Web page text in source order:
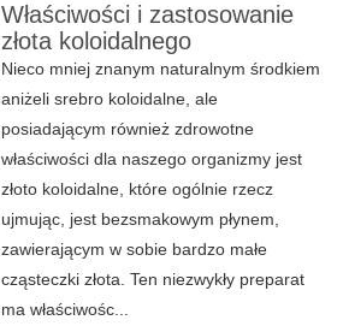
Właściwości i zastosowanie
złota koloidalnego
Nieco mniej znanym naturalnym środkiem
aniżeli srebro koloidalne, ale
posiadającym również zdrowotne
właściwości dla naszego organizmy jest
złoto koloidalne, które ogólnie rzecz
ujmując, jest bezsmakowym płynem,
zawierającym w sobie bardzo małe
cząsteczki złota. Ten niezwykły preparat
ma właściwośc...